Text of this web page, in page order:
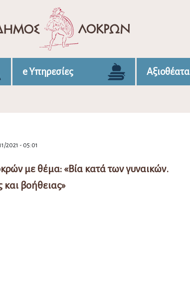
e Υπηρεσίες Αξιοθέατα
2021 - 05:01
με θέμα: «Βία κατά των γυναικών.
και βοήθειας»